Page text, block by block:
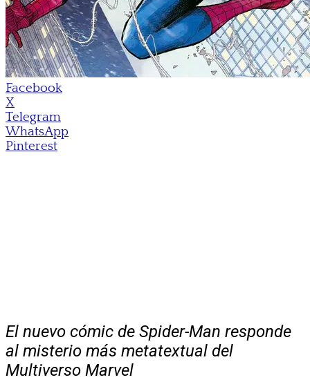
Facebook
X
Telegram
WhatsApp
Pinterest
El nuevo cómic de Spider-Man responde
al misterio más metatextual del
Multiverso Marvel